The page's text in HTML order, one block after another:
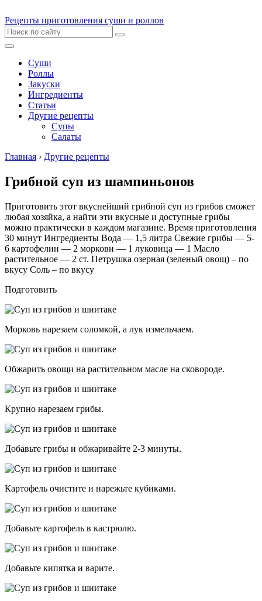
Рецепты приготовления суши и роллов
Суши
Роллы
Закуски
Ингредиенты
Статьи
Другие рецепты
Супы
Салаты
Главная › Другие рецепты
Грибной суп из шампиньонов
Приготовить этот вкуснейший грибной суп из грибов сможет
любая хозяйка, а найти эти вкусные и доступные грибы
можно практически в каждом магазине. Время приготовления
30 минут Ингредиенты Вода — 1,5 литра Свежие грибы — 5-
6 картофелин — 2 моркови — 1 луковица — 1 Масло
растительное — 2 ст. Петрушка озерная (зеленый овощ) – по
вкусу Соль – по вкусу
Подготовить
Морковь нарезаем соломкой, а лук измельчаем.
Обжарить овощи на растительном масле на сковороде.
Крупно нарезаем грибы.
Добавьте грибы и обжаривайте 2-3 минуты.
Картофель очистите и нарежьте кубиками.
Добавьте картофель в кастрюлю.
Добавьте кипятка и варите.